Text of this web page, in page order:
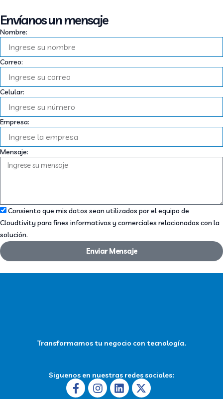
Envíanos un mensaje
Nombre:
Correo:
Celular:
Empresa:
Mensaje:
Consiento que mis datos sean utilizados por el equipo de
Cloudtivity para fines informativos y comerciales relacionados con la
solución.
Enviar Mensaje
Transformamos tu negocio con tecnología.
Siguenos en nuestras redes sociales:
Facebook-
f
Instagram
Linkedin
X-
twitter